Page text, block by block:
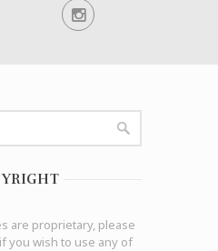
are proprietary, please
you wish to use any of